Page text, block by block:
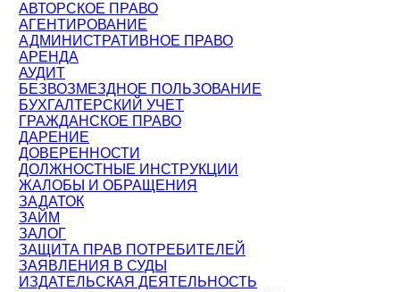
АВТОРСКОЕ ПРАВО
АГЕНТИРОВАНИЕ
АДМИНИСТРАТИВНОЕ ПРАВО
АРЕНДА
АУДИТ
БЕЗВОЗМЕЗДНОЕ ПОЛЬЗОВАНИЕ
БУХГАЛТЕРСКИЙ УЧЕТ
ГРАЖДАНСКОЕ ПРАВО
ДАРЕНИЕ
ДОВЕРЕННОСТИ
ДОЛЖНОСТНЫЕ ИНСТРУКЦИИ
ЖАЛОБЫ И ОБРАЩЕНИЯ
ЗАДАТОК
ЗАЙМ
ЗАЛОГ
ЗАЩИТА ПРАВ ПОТРЕБИТЕЛЕЙ
ЗАЯВЛЕНИЯ В СУДЫ
ИЗДАТЕЛЬСКАЯ ДЕЯТЕЛЬНОСТЬ